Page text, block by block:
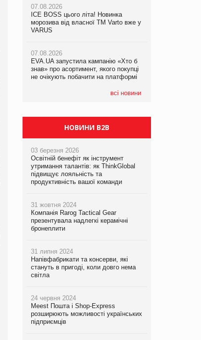
07.08.2026
ICE BOSS цього літа! Новинка
морозива від власної ТМ Varto вже у
VARUS
07.08.2026
EVA.UA запустила кампанію «Хто б
знав» про асортимент, якого покупці
не очікують побачити на платформі
всі новини
06.08.2026
Смачна новинка для хвостатих: у
VARUS з’явилися паучі Varto Paw
05.08.2026
Мережа супермаркетів VARUS купує
мережу магазинів формату
компанія налічуватиме 374 магазини
07.08.2026
Франція заборонила рекламні дзвінки
НОВИНИ B2B
03 березня 2026
Освітній бенефіт як інструмент
утримання талантів: як ThinkGlobal
підвищує лояльність та
продуктивність вашої команди
31 жовтня 2024
Компанія Rarog Tactical Gear
презентувала надлегкі керамічні
бронеплити
31 липня 2024
Напівфабрикати та консерви, які
стануть в пригоді, коли довго нема
світла
24 червня 2024
Meest Пошта і Shop-Express
розширюють можливості українських
підприємців